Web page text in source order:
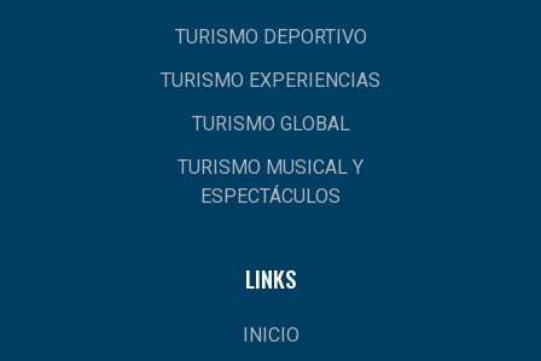
TURISMO DEPORTIVO
TURISMO EXPERIENCIAS
TURISMO GLOBAL
TURISMO MUSICAL Y
ESPECTÁCULOS
LINKS
INICIO